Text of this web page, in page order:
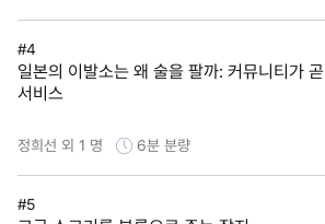
#4
일본의 이발소는 왜 술을 팔까: 커뮤니티가 곧
서비스
정희선 외 1 명 6분 분량
#5